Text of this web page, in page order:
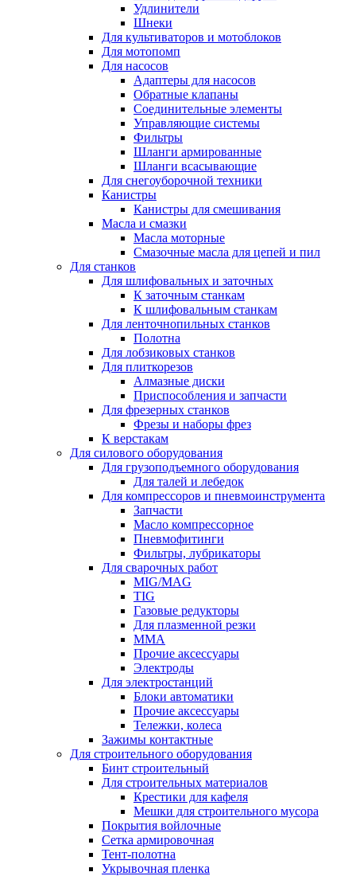
Удлинители
Шнеки
Для культиваторов и мотоблоков
Для мотопомп
Для насосов
Адаптеры для насосов
Обратные клапаны
Соединительные элементы
Управляющие системы
Фильтры
Шланги армированные
Шланги всасывающие
Для снегоуборочной техники
Канистры
Канистры для смешивания
Масла и смазки
Масла моторные
Смазочные масла для цепей и пил
Для станков
Для шлифовальных и заточных
К заточным станкам
К шлифовальным станкам
Для ленточнопильных станков
Полотна
Для лобзиковых станков
Для плиткорезов
Алмазные диски
Приспособления и запчасти
Для фрезерных станков
Фрезы и наборы фрез
К верстакам
Для силового оборудования
Для грузоподъемного оборудования
Для талей и лебедок
Для компрессоров и пневмоинструмента
Запчасти
Масло компрессорное
Пневмофитинги
Фильтры, лубрикаторы
Для сварочных работ
MIG/MAG
TIG
Газовые редукторы
Для плазменной резки
ММА
Прочие аксессуары
Электроды
Для электростанций
Блоки автоматики
Прочие аксессуары
Тележки, колеса
Зажимы контактные
Для строительного оборудования
Бинт строительный
Для строительных материалов
Крестики для кафеля
Мешки для строительного мусора
Покрытия войлочные
Сетка армировочная
Тент-полотна
Укрывочная пленка